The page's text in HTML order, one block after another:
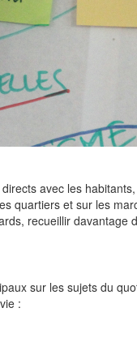
avec les
quartiers et sur les
recueillir davantage
sur les sujets du
: